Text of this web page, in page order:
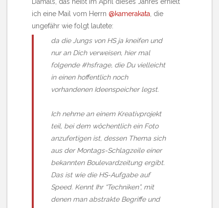
Damals, das heißt im April dieses Jahres erhielt
ich eine Mail vom Herrn @kamerakata, die
ungefähr wie folgt lautete:
da die Jungs von HS ja kneifen und
nur an Dich verweisen, hier mal
folgende #hsfrage, die Du vielleicht
in einen hoffentlich noch
vorhandenen Ideenspeicher legst.
Ich nehme an einem Kreativprojekt
teil, bei dem wöchentlich ein Foto
anzufertigen ist, dessen Thema sich
aus der Montags-Schlagzeile einer
bekannten Boulevardzeitung ergibt.
Das ist wie die HS-Aufgabe auf
Speed. Kennt Ihr “Techniken”, mit
denen man abstrakte Begriffe und